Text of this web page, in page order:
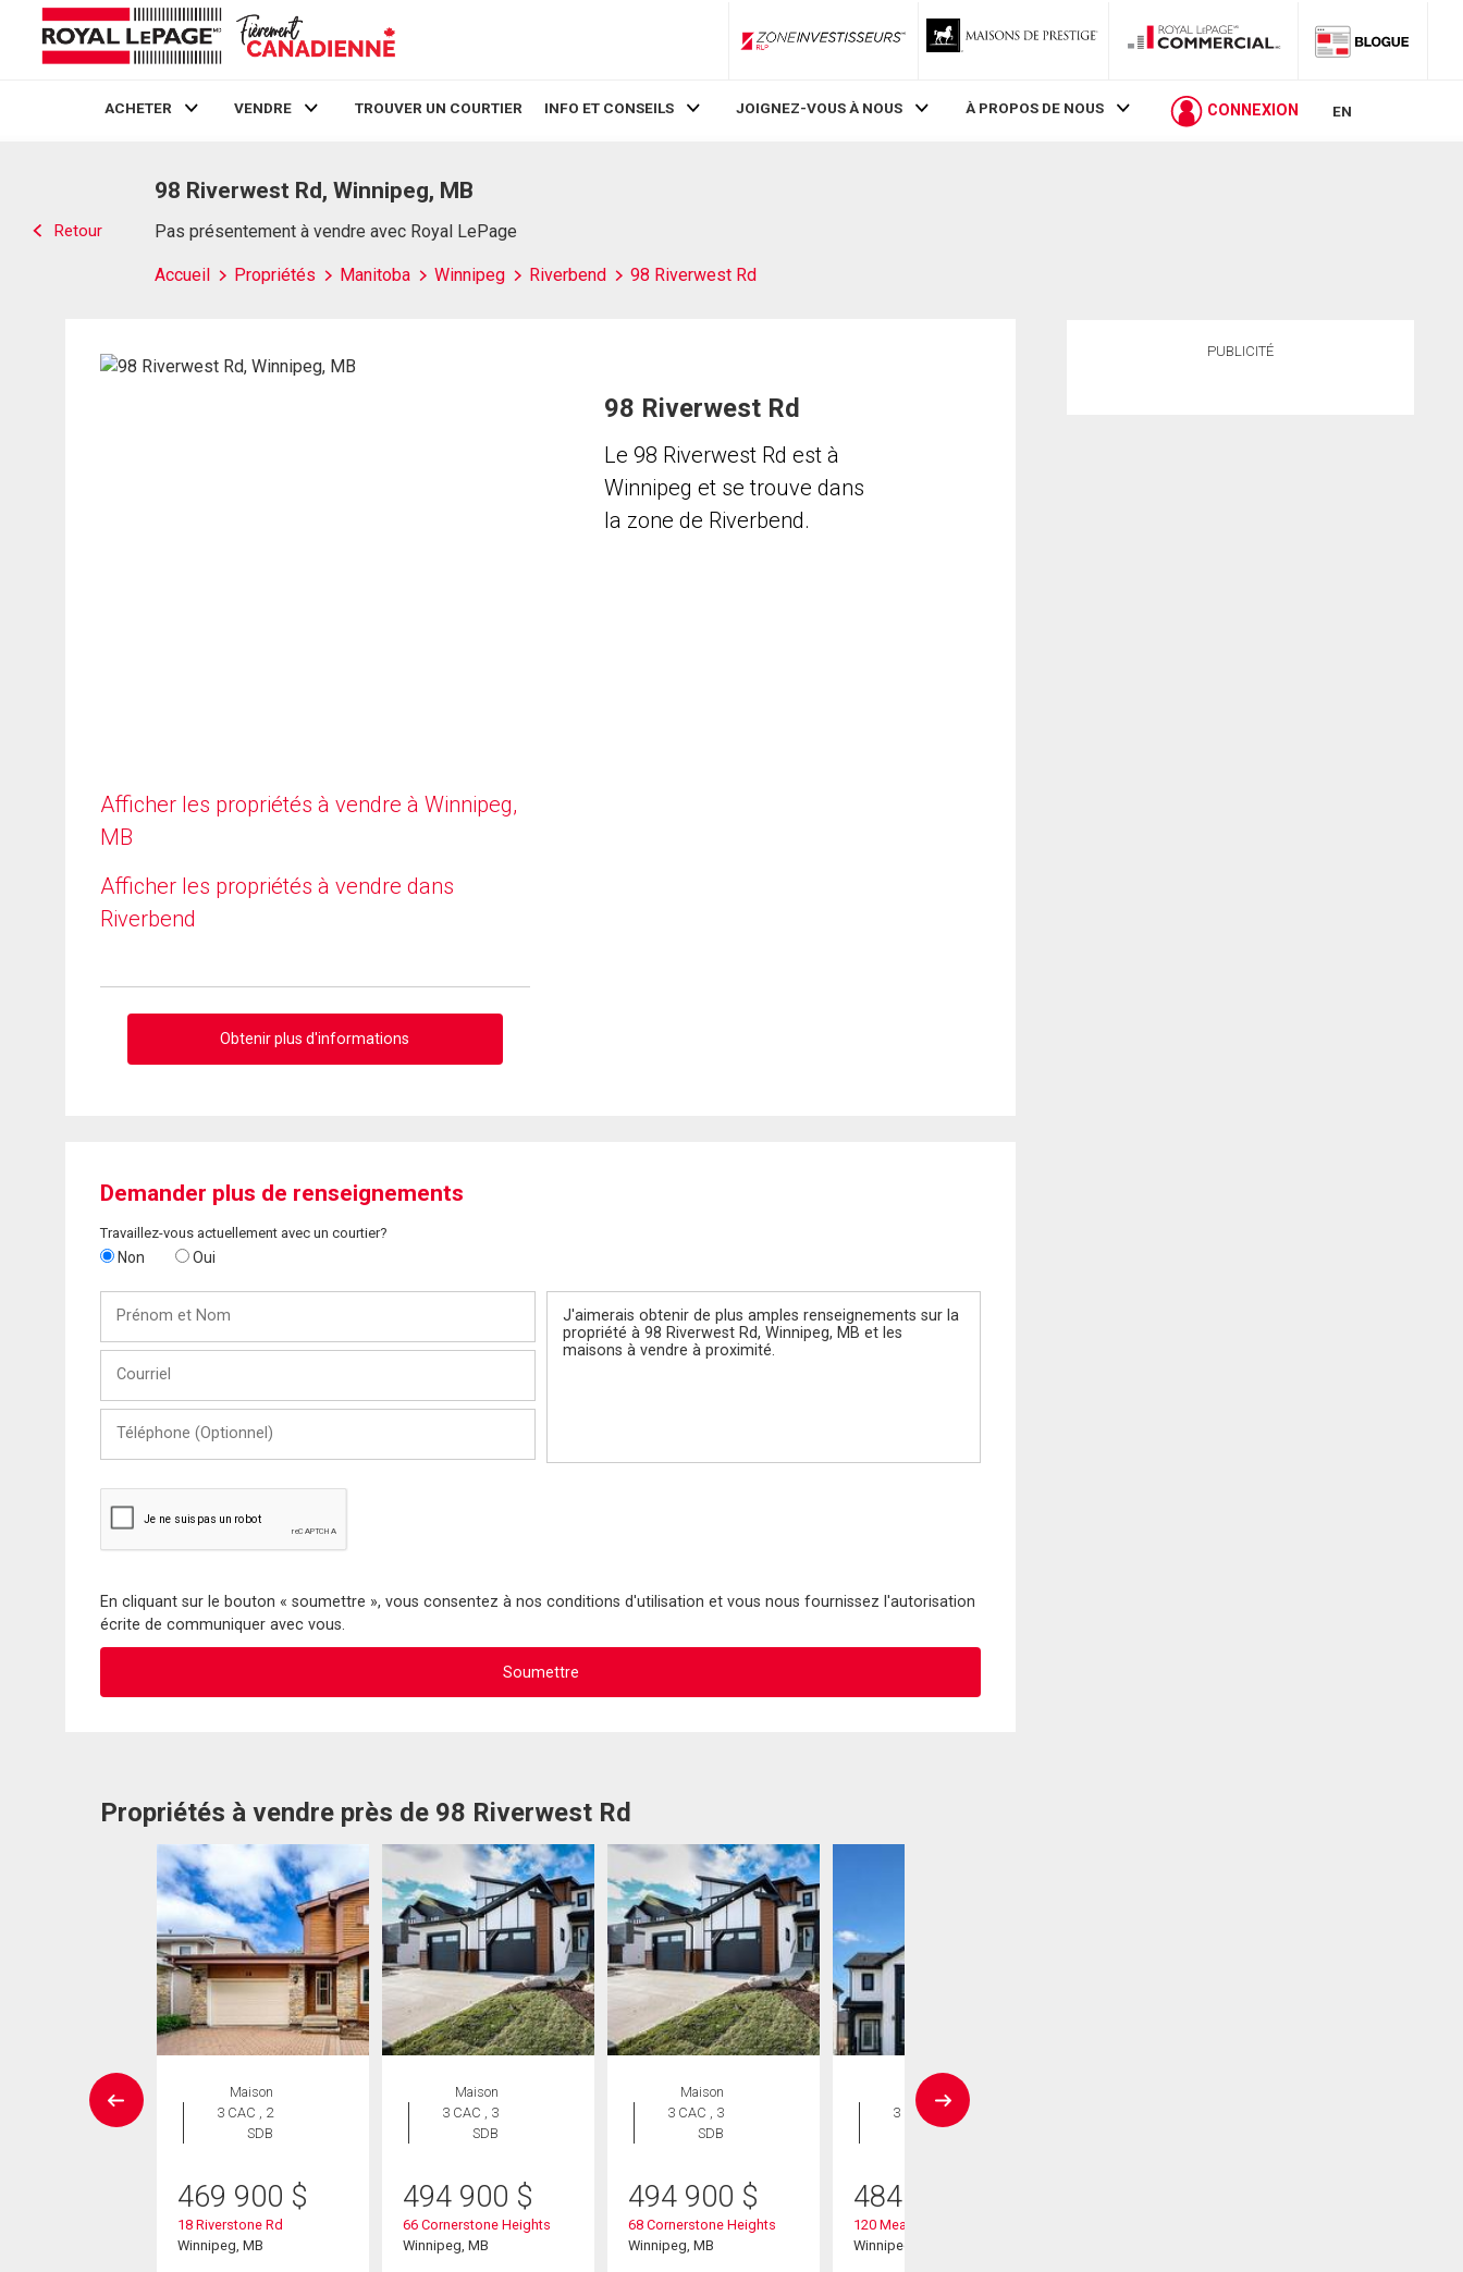
ZoneInvestisseurs RLP
ACHETER VENDRE TROUVER UN COURTIER INFO ET CONSEILS JOIGNEZ-VOUS À NOUS À PROPOS DE NOUS CONNEXION EN
Retour
98 Riverwest Rd, Winnipeg, MB
Pas présentement à vendre avec Royal LePage
Accueil Propriétés Manitoba Winnipeg Riverbend 98 Riverwest Rd
Afficher les propriétés à vendre à Winnipeg,
MB
Afficher les propriétés à vendre dans
Riverbend
Obtenir plus d'informations
98 Riverwest Rd
Le 98 Riverwest Rd est à
Winnipeg et se trouve dans
la zone de Riverbend.
Demander plus de renseignements
Travaillez-vous actuellement avec un courtier?
Non Oui
Nom
(Optionnel)
En cliquant sur le bouton « soumettre », vous consentez à nos conditions d'utilisation et vous nous fournissez l'autorisation
écrite de communiquer avec vous.
Propriétés à vendre près de 98 Riverwest Rd
DE PRESTIGE
Maison
3 CAC , 2
SDB
469 900 $
18 Riverstone Rd
Winnipeg, MB
Maison
3 CAC , 3
SDB
494 900 $
66 Cornerstone Heights
Winnipeg, MB
Maison
3 CAC , 3
SDB
494 900 $
68 Cornerstone Heights
Winnipeg, MB
Maison
3 CAC , 3
484 995
120 Meadowlands Drive
Winnipeg, MB
PUBLICITÉ